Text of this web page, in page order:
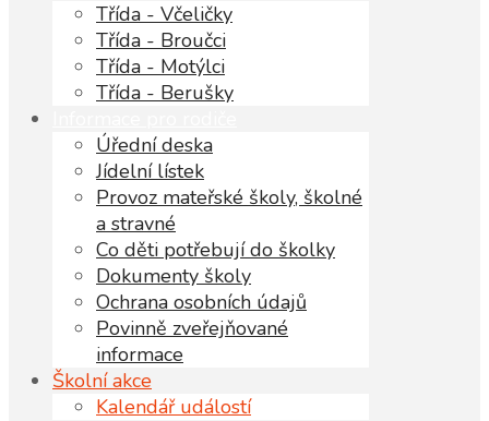
Třída - Včeličky
Třída - Broučci
Třída - Motýlci
Třída - Berušky
Úřední deska
Jídelní lístek
Provoz mateřské školy, školné
a stravné
Co děti potřebují do školky
Dokumenty školy
Ochrana osobních údajů
Povinně zveřejňované
informace
Školní akce
Kalendář událostí